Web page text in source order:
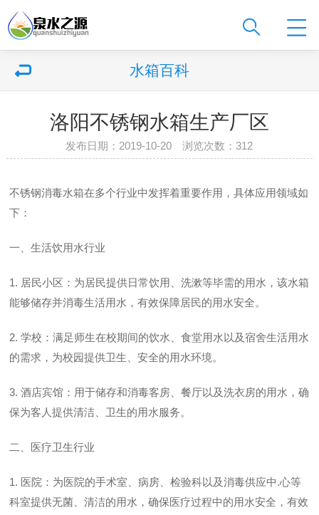
水箱百科
洛阳不锈钢水箱生产厂区
发布日期：2019-10-20 浏览次数：312
不锈钢消毒水箱在多个行业中发挥着重要作用，具体应用领域如
下：
一、生活饮用水行业
1. 居民小区：为居民提供日常饮用、洗漱等毕需的用水，该水箱
能够储存并消毒生活用水，有效保障居民的用水安全。
2. 学校：满足师生在校期间的饮水、食堂用水以及宿舍生活用水
的需求，为校园提供卫生、安全的用水环境。
3. 酒店宾馆：用于储存和消毒客房、餐厅以及洗衣房的用水，确
保为客人提供清洁、卫生的用水服务。
二、医疗卫生行业
1. 医院：为医院的手术室、病房、检验科以及消毒供应中.心等
科室提供无菌、清洁的用水，确保医疗过程中的用水安全，有效